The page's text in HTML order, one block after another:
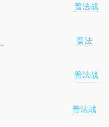
普法战
普法
普法战
普法战